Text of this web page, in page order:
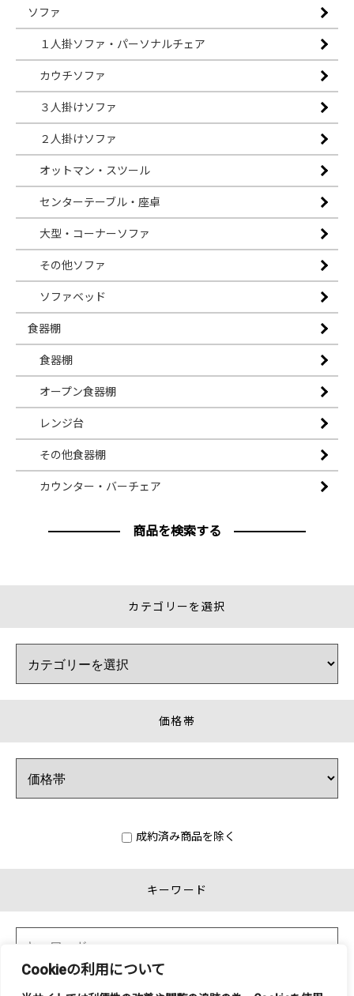
Cookieの利用について
ソファ
１人掛ソファ・パーソナルチェア
カウチソファ
３人掛けソファ
２人掛けソファ
オットマン・スツール
センターテーブル・座卓
大型・コーナーソファ
その他ソファ
ソファベッド
食器棚
食器棚
オープン食器棚
レンジ台
その他食器棚
カウンター・バーチェア
商品を検索する
カテゴリーを選択
価格帯
成約済み商品を除く
キーワード